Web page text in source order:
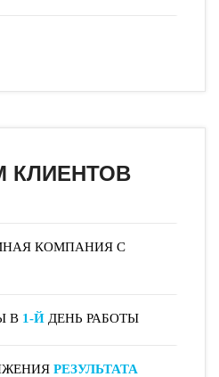
КЛИЕНТОВ
КОМПАНИЯ С
В 1-Й ДЕНЬ РАБОТЫ
РЕЗУЛЬТАТА